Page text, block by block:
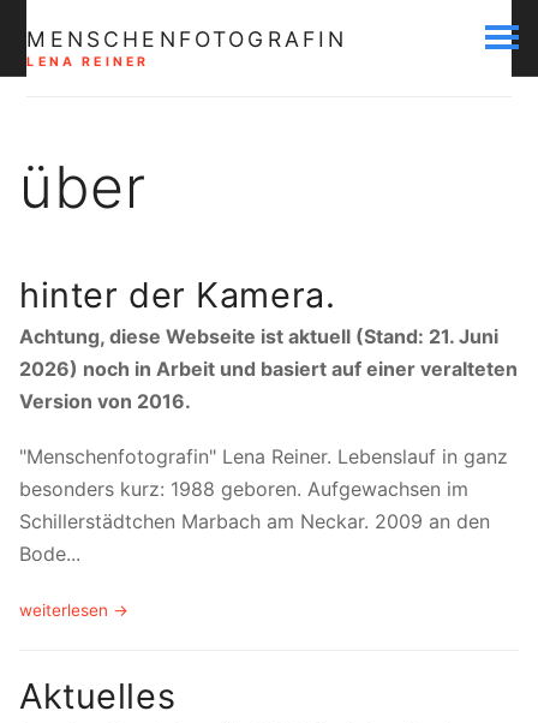
MENSCHENFOTOGRAFIN
LENA REINER
über
hinter der Kamera.
Achtung, diese Webseite ist aktuell (Stand: 21. Juni
2026) noch in Arbeit und basiert auf einer veralteten
Version von 2016.
"Menschenfotografin" Lena Reiner. Lebenslauf in ganz
besonders kurz: 1988 geboren. Aufgewachsen im
Schillerstädtchen Marbach am Neckar. 2009 an den
Bode...
weiterlesen →
Aktuelles